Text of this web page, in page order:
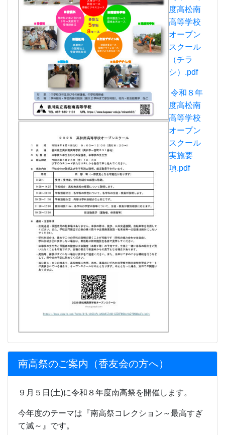
オープン
スクール
実施要
項.pdf
南高祭のご案内（香友会の方へ）
９月５日(土)に令和８年度南高祭を開催します。
今年度のテーマは『南高祭コレクション～最高すぎ
て滅～』です。
南高祭香友会の方へ.pdf